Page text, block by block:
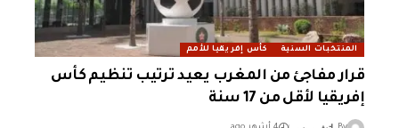
المنتخبات السنية كأس إفريقيا للأمم
قرار مفاجئ من المغرب يعيد ترتيب تنظيم كأس
إفريقيا لأقل من 17 سنة